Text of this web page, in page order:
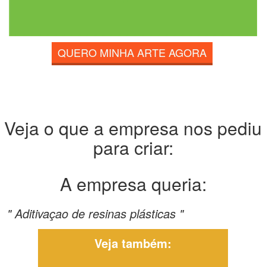
QUERO MINHA ARTE AGORA
Veja o que a empresa nos pediu
para criar:
A empresa queria:
" Aditivaçao de resinas plásticas "
Veja também: